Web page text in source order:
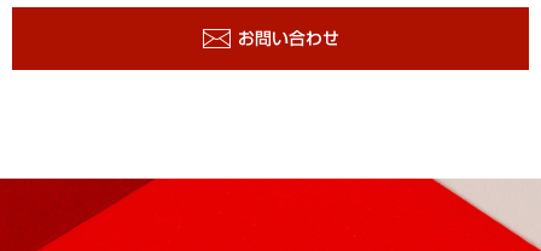
お問い合わせ